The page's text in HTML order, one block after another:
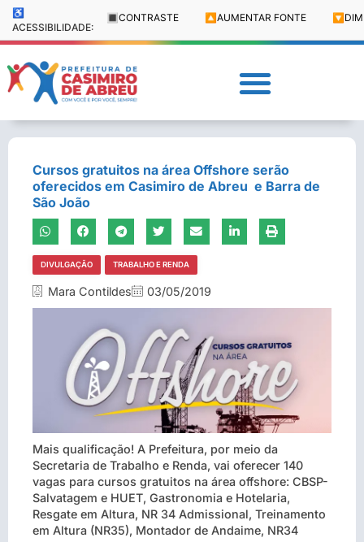
♿
ACESSIBILIDADE:
🔳 CONTRASTE 🔼 AUMENTAR FONTE 🔽
Cursos gratuitos na área Offshore serão
oferecidos em Casimiro de Abreu e Barra de
São João
DIVULGAÇÃO TRABALHO E RENDA
Mara Contildes 03/05/2019
Mais qualificação! A Prefeitura, por meio da
Secretaria de Trabalho e Renda, vai oferecer 140
vagas para cursos gratuitos na área offshore: CBSP-
Salvatagem e HUET, Gastronomia e Hotelaria,
Resgate em Altura, NR 34 Admissional, Treinamento
em Altura (NR35), Montador de Andaime, NR34